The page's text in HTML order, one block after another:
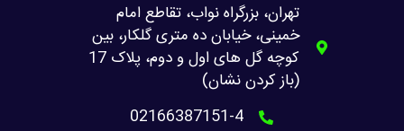
تهران، بزرگراه نواب، تقاطع امام
خمینی، خیابان ده متری گلکار، بین
کوچه گل های اول و دوم، پلاک 17
(باز کردن نشان)
02166387151-4